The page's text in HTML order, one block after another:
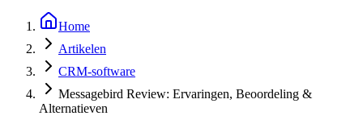
Home
Artikelen
CRM-software
Messagebird Review: Ervaringen, Beoordeling &
Alternatieven